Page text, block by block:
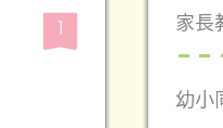
1 家長
幼小